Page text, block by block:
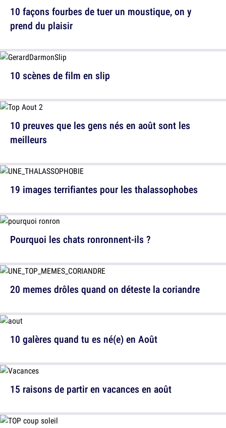
10 scènes de film en slip
19 images terrifiantes pour les thalassophobes
20 memes drôles quand on déteste la coriandre
15 raisons de partir en vacances en août
10 façons fourbes de tuer un moustique, on y
prend du plaisir
10 preuves que les gens nés en août sont les
meilleurs
Pourquoi les chats ronronnent-ils ?
10 galères quand tu es né(e) en Août